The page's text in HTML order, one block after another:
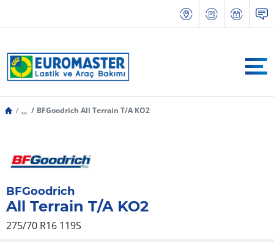
... BFGoodrich All Terrain T/A KO2
BFGoodrich
All Terrain T/A KO2
275/70 R16 119S